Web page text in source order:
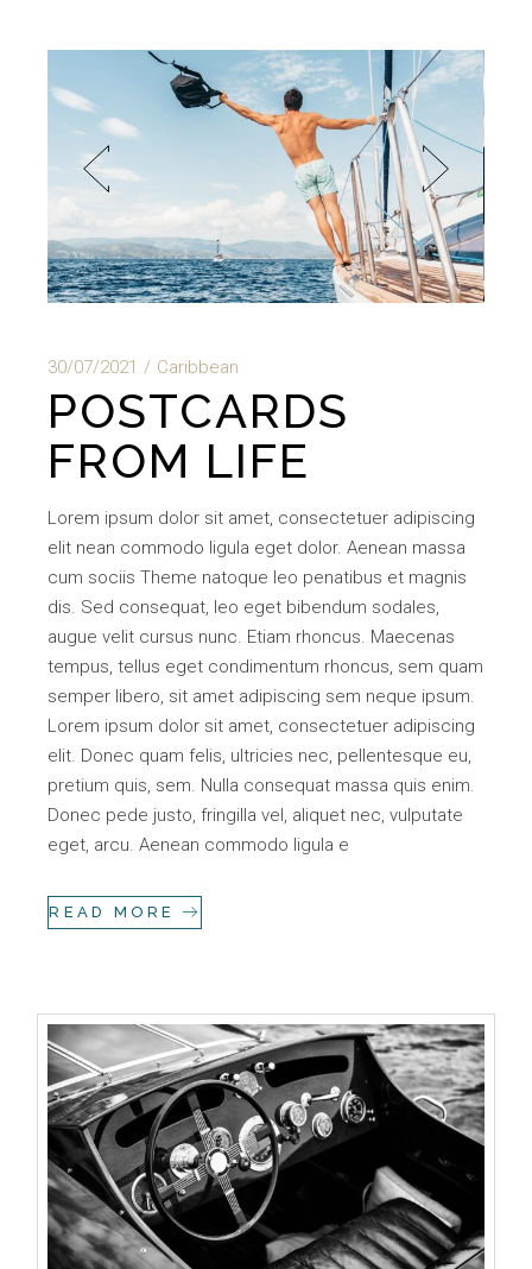
30/07/2021 Caribbean
POSTCARDS
FROM LIFE
Lorem ipsum dolor sit amet, consectetuer adipiscing
elit nean commodo ligula eget dolor. Aenean massa
cum sociis Theme natoque leo penatibus et magnis
dis. Sed consequat, leo eget bibendum sodales,
augue velit cursus nunc. Etiam rhoncus. Maecenas
tempus, tellus eget condimentum rhoncus, sem quam
semper libero, sit amet adipiscing sem neque ipsum.
Lorem ipsum dolor sit amet, consectetuer adipiscing
elit. Donec quam felis, ultricies nec, pellentesque eu,
pretium quis, sem. Nulla consequat massa quis enim.
Donec pede justo, fringilla vel, aliquet nec, vulputate
eget, arcu. Aenean commodo ligula e
READ MORE